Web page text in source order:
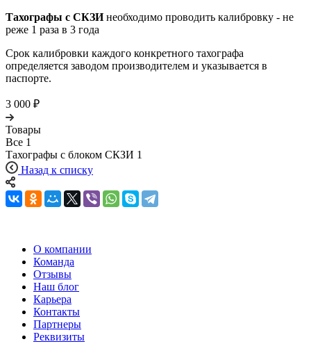
Тахографы с СКЗИнеобходимо проводить калибровку - не
реже 1 раза в 3 года
Срок калибровки каждого конкретного тахографа
определяется заводом производителем и указывается в
паспорте.
3 000 ₽
Товары
Все 1
Тахографы с блоком СКЗИ 1
Назад к списку
О компании
Команда
Отзывы
Наш блог
Карьера
Контакты
Партнеры
Реквизиты